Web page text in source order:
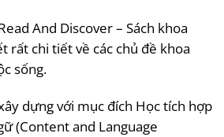
And Discover – Sách khoa
rất chi tiết về các chủ đề khoa
sống.
dựng với mục đích Học tích hợp
(Content and Language